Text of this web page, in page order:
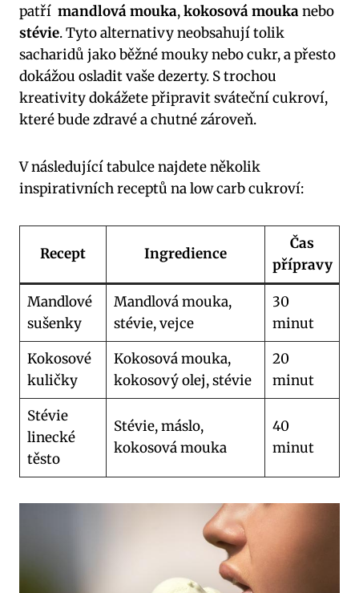
patří ⁢ mandlová mouka,kokosová moukanebo
stévie. ⁢Tyto alternativy neobsahují tolik
sacharidů⁤ jako běžné ⁣mouky nebo cukr, a přesto
⁤dokážou osladit vaše dezerty. S‌ trochou
kreativity dokážete připravit ‍sváteční ⁢cukroví, ​
které bude⁣ zdravé a chutné zároveň.
V ⁣následující tabulce najdete několik
inspirativních receptů na‌ low carb cukroví:
Recept Ingredience
Čas‍
přípravy
Mandlové
sušenky
Mandlová‌ mouka,
stévie, vejce
30
minut
Kokosové
kuličky
Kokosová mouka,
kokosový olej, ⁢stévie
20
minut
Stévie
linecké‌
těsto
Stévie, máslo,
kokosová mouka
40
minut